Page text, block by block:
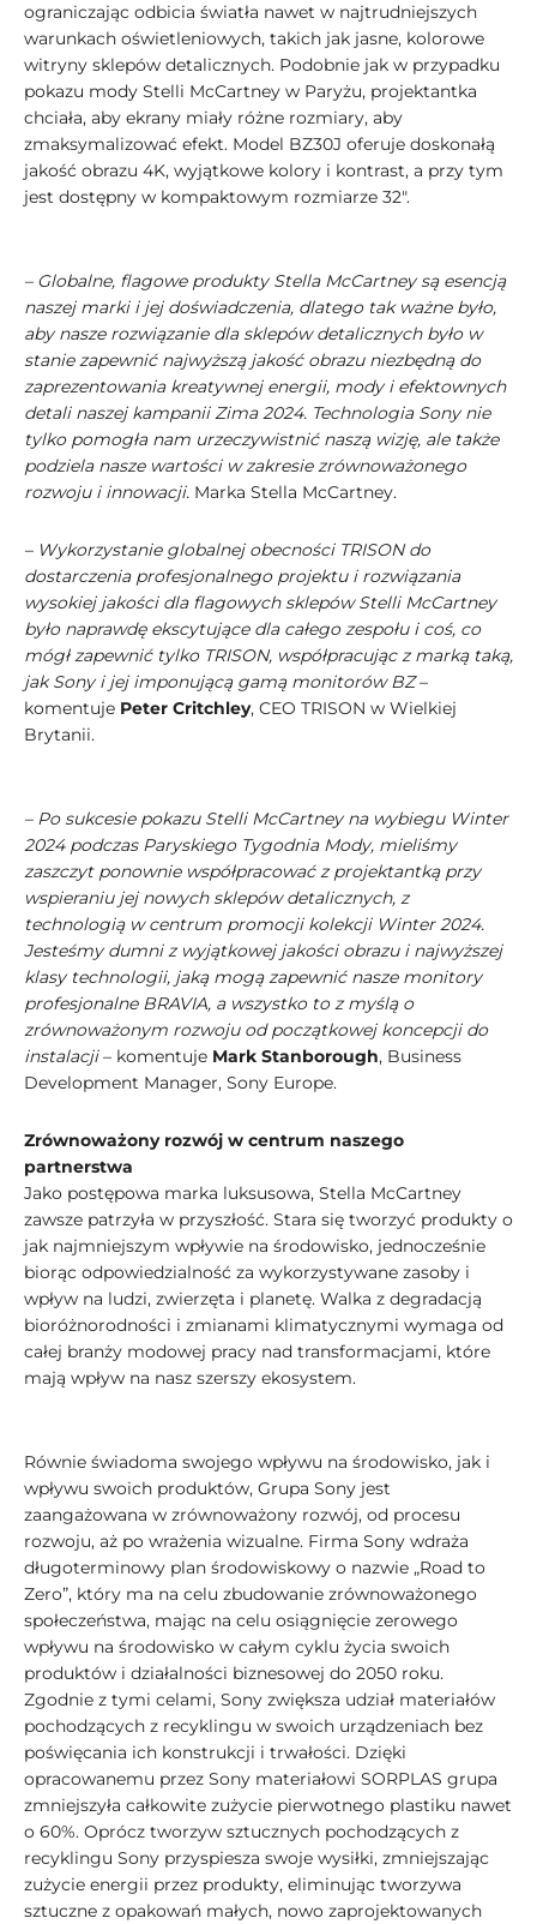
ograniczając odbicia światła nawet w najtrudniejszych
warunkach oświetleniowych, takich jak jasne, kolorowe
witryny sklepów detalicznych. Podobnie jak w przypadku
pokazu mody Stelli McCartney w Paryżu, projektantka
chciała, aby ekrany miały różne rozmiary, aby
zmaksymalizować efekt. Model BZ30J oferuje doskonałą
jakość obrazu 4K, wyjątkowe kolory i kontrast, a przy tym
jest dostępny w kompaktowym rozmiarze 32″.
– Globalne, flagowe produkty Stella McCartney są esencją
naszej marki i jej doświadczenia, dlatego tak ważne było,
aby nasze rozwiązanie dla sklepów detalicznych było w
stanie zapewnić najwyższą jakość obrazu niezbędną do
zaprezentowania kreatywnej energii, mody i efektownych
detali naszej kampanii Zima 2024. Technologia Sony nie
tylko pomogła nam urzeczywistnić naszą wizję, ale także
podziela nasze wartości w zakresie zrównoważonego
rozwoju i innowacji. Marka Stella McCartney.
– Wykorzystanie globalnej obecności TRISON do
dostarczenia profesjonalnego projektu i rozwiązania
wysokiej jakości dla flagowych sklepów Stelli McCartney
było naprawdę ekscytujące dla całego zespołu i coś, co
mógł zapewnić tylko TRISON, współpracując z marką taką,
jak Sony i jej imponującą gamą monitorów BZ–
komentuje Peter Critchley, CEO TRISON w Wielkiej
Brytanii.
– Po sukcesie pokazu Stelli McCartney na wybiegu Winter
2024 podczas Paryskiego Tygodnia Mody, mieliśmy
zaszczyt ponownie współpracować z projektantką przy
wspieraniu jej nowych sklepów detalicznych, z
technologią w centrum promocji kolekcji Winter 2024.
Jesteśmy dumni z wyjątkowej jakości obrazu i najwyższej
klasy technologii, jaką mogą zapewnić nasze monitory
profesjonalne BRAVIA, a wszystko to z myślą o
zrównoważonym rozwoju od początkowej koncepcji do
instalacji– komentuje Mark Stanborough, Business
Development Manager, Sony Europe.
Zrównoważony rozwój w centrum naszego
partnerstwa
Jako postępowa marka luksusowa, Stella McCartney
zawsze patrzyła w przyszłość. Stara się tworzyć produkty o
jak najmniejszym wpływie na środowisko, jednocześnie
biorąc odpowiedzialność za wykorzystywane zasoby i
wpływ na ludzi, zwierzęta i planetę. Walka z degradacją
bioróżnorodności i zmianami klimatycznymi wymaga od
całej branży modowej pracy nad transformacjami, które
mają wpływ na nasz szerszy ekosystem.
Równie świadoma swojego wpływu na środowisko, jak i
wpływu swoich produktów, Grupa Sony jest
zaangażowana w zrównoważony rozwój, od procesu
rozwoju, aż po wrażenia wizualne. Firma Sony wdraża
długoterminowy plan środowiskowy o nazwie „Road to
Zero”, który ma na celu zbudowanie zrównoważonego
społeczeństwa, mając na celu osiągnięcie zerowego
wpływu na środowisko w całym cyklu życia swoich
produktów i działalności biznesowej do 2050 roku.
Zgodnie z tymi celami, Sony zwiększa udział materiałów
pochodzących z recyklingu w swoich urządzeniach bez
poświęcania ich konstrukcji i trwałości. Dzięki
opracowanemu przez Sony materiałowi SORPLAS grupa
zmniejszyła całkowite zużycie pierwotnego plastiku nawet
o 60%. Oprócz tworzyw sztucznych pochodzących z
recyklingu Sony przyspiesza swoje wysiłki, zmniejszając
zużycie energii przez produkty, eliminując tworzywa
sztuczne z opakowań małych, nowo zaprojektowanych